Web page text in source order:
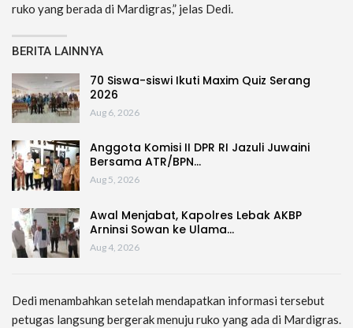
ruko yang berada di Mardigras,” jelas Dedi.
BERITA LAINNYA
70 Siswa-siswi Ikuti Maxim Quiz Serang
2026
Aug 6, 2026
Anggota Komisi II DPR RI Jazuli Juwaini
Bersama ATR/BPN…
Aug 5, 2026
Awal Menjabat, Kapolres Lebak AKBP
Arninsi Sowan ke Ulama…
Aug 4, 2026
Dedi menambahkan setelah mendapatkan informasi tersebut
petugas langsung bergerak menuju ruko yang ada di Mardigras.